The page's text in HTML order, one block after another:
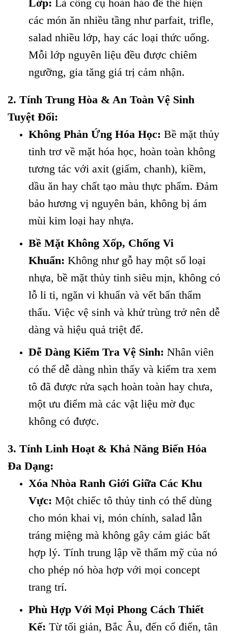
Lớp: Là công cụ hoàn hảo để thể hiện
các món ăn nhiều tầng như parfait, trifle,
salad nhiều lớp, hay các loại thức uống.
Mỗi lớp nguyên liệu đều được chiêm
ngưỡng, gia tăng giá trị cảm nhận.
2. Tính Trung Hòa & An Toàn Vệ Sinh
Tuyệt Đối:
Không Phản Ứng Hóa Học: Bề mặt thủy
tinh trơ về mặt hóa học, hoàn toàn không
tương tác với axit (giấm, chanh), kiềm,
dầu ăn hay chất tạo màu thực phẩm. Đảm
bảo hương vị nguyên bản, không bị ám
mùi kim loại hay nhựa.
Bề Mặt Không Xốp, Chống Vi
Khuẩn: Không như gỗ hay một số loại
nhựa, bề mặt thủy tinh siêu mịn, không có
lỗ li ti, ngăn vi khuẩn và vết bẩn thẩm
thấu. Việc vệ sinh và khử trùng trở nên dễ
dàng và hiệu quả triệt để.
Dễ Dàng Kiểm Tra Vệ Sinh: Nhân viên
có thể dễ dàng nhìn thấy và kiểm tra xem
tô đã được rửa sạch hoàn toàn hay chưa,
một ưu điểm mà các vật liệu mờ đục
không có được.
3. Tính Linh Hoạt & Khả Năng Biến Hóa
Đa Dạng:
Xóa Nhòa Ranh Giới Giữa Các Khu
Vực: Một chiếc tô thủy tinh có thể dùng
cho món khai vị, món chính, salad lẫn
tráng miệng mà không gây cảm giác bất
hợp lý. Tính trung lập về thẩm mỹ của nó
cho phép nó hòa hợp với mọi concept
trang trí.
Phù Hợp Với Mọi Phong Cách Thiết
Kế: Từ tối giản, Bắc Âu, đến cổ điển, tân